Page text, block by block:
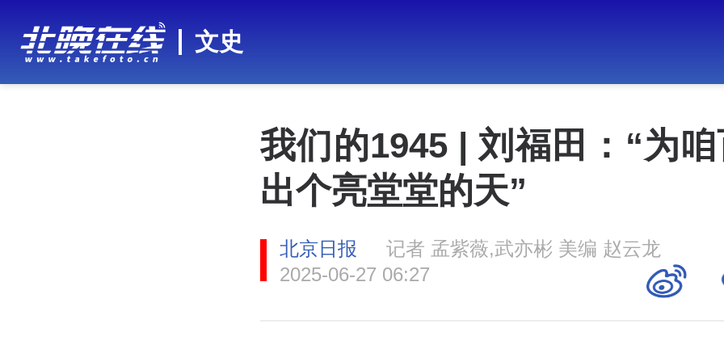
文史
我们的1945 | 刘福田：“为
出个亮堂堂的天”
北京日报
记者 孟紫薇,武亦彬 美编 赵云龙
2025-06-27 06:27